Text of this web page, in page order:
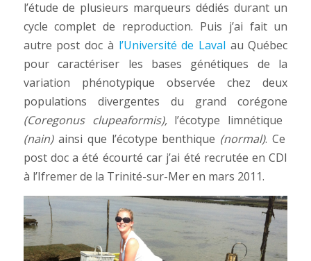
l’étude de plusieurs marqueurs dédiés durant un
cycle complet de reproduction. Puis j’ai fait un
autre post doc à l’Université de Lavalau Québec
pour caractériser les bases génétiques de la
variation phénotypique observée chez deux
populations divergentes du grand corégone
(Coregonus clupeaformis),l’écotype limnétique
(nain)ainsi que l’écotype benthique (normal). Ce
post doc a été écourté car j’ai été recrutée en CDI
à l’Ifremer de la Trinité-sur-Mer en mars 2011.